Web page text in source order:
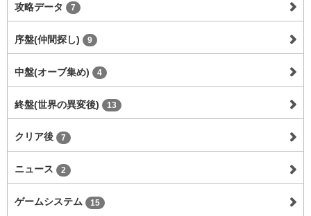
攻略データ 7
序盤(仲間探し) 9
中盤(オーブ集め) 4
終盤(世界の異変後) 13
クリア後 7
ニュース 2
ゲームシステム 15